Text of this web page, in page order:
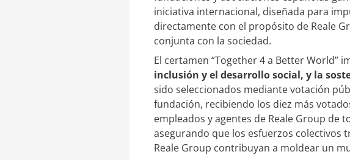
iniciativa internacional, diseñada para
directamente con el propósito de Reale
conjunta con la sociedad.
El certamen “Together 4 a Better World”
inclusión y el desarrollo social, y la
sido seleccionados mediante votación
fundación, recibiendo los diez más
empleados y agentes de Reale Group
asegurando que los esfuerzos
Reale Group contribuyan a moldear un